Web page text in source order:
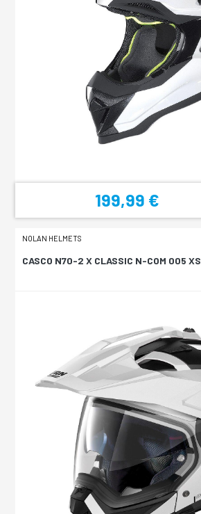
199,99 €
NOLAN HELMETS
CASCO N70-2 X CLASSIC N-COM 005 XS